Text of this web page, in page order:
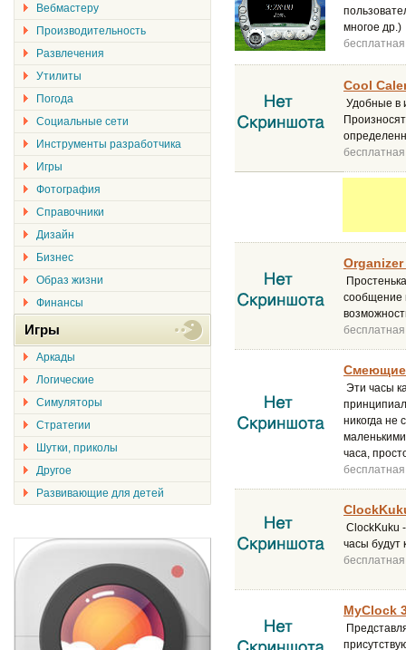
многое др.)
бесплатная
Cool
Удобные в
бесплатная
Organizer
сообщение
бесплатная
Эти часы
никогда не
часа,
бесплатная
ClockKuku
часы будут
бесплатная
MyClock
Вебмастеру
Производительность
Развлечения
Утилиты
Погода
Социальные сети
Инструменты разработчика
Игры
Фотография
Справочники
Дизайн
Бизнес
Образ жизни
Финансы
Игры
Аркады
Логические
Симуляторы
Стратегии
Шутки, приколы
Другое
Развивающие для детей